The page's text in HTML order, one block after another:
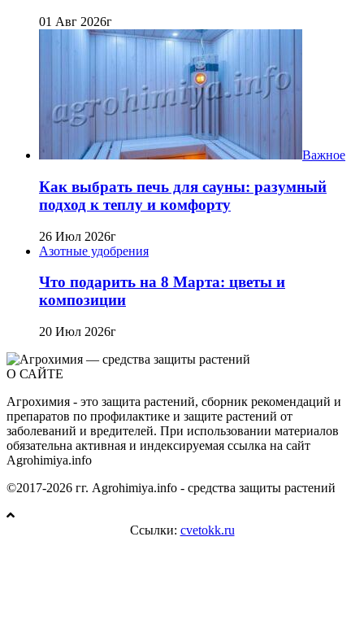
01 Авг 2026г
Важное
Как выбрать печь для сауны: разумный
подход к теплу и комфорту
26 Июл 2026г
Азотные удобрения
Что подарить на 8 Марта: цветы и
композиции
20 Июл 2026г
О САЙТЕ
Агрохимия - это защита растений, сборник рекомендаций и
препаратов по профилактике и защите растений от
заболеваний и вредителей. При использовании материалов
обязательна активная и индексируемая ссылка на сайт
Agrohimiya.info
©2017-2026 гг. Agrohimiya.info - средства защиты растений
Ссылки: cvetokk.ru